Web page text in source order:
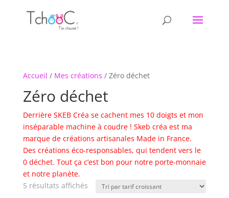
Accueil / Mes créations / Zéro déchet
Zéro déchet
Derrière SKEB Créa se cachent mes 10 doigts et mon
inséparable machine à coudre ! Skeb créa est ma
marque de créations artisanales Made in France.
Des créations éco-responsables, qui tendent vers le
0 déchet. Tout ça c’est bon pour notre porte-monnaie
et notre planète.
5 résultats affichésTrié